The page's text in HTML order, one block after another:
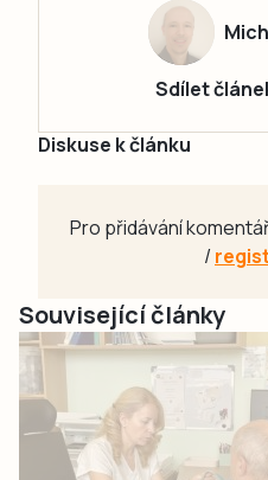
Sdílet
Diskuse k článku
Pro přidávání
/
Související články